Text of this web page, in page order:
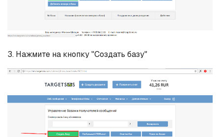
3. Нажмите на кнопку "Создать базу"